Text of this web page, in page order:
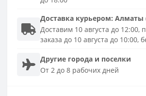
Доставка курьером: Алматы
Доставим 10 августа до 12:00,
заказа до 10 августа до 10:00,
Другие города и поселки
От 2 до 8 рабочих дней